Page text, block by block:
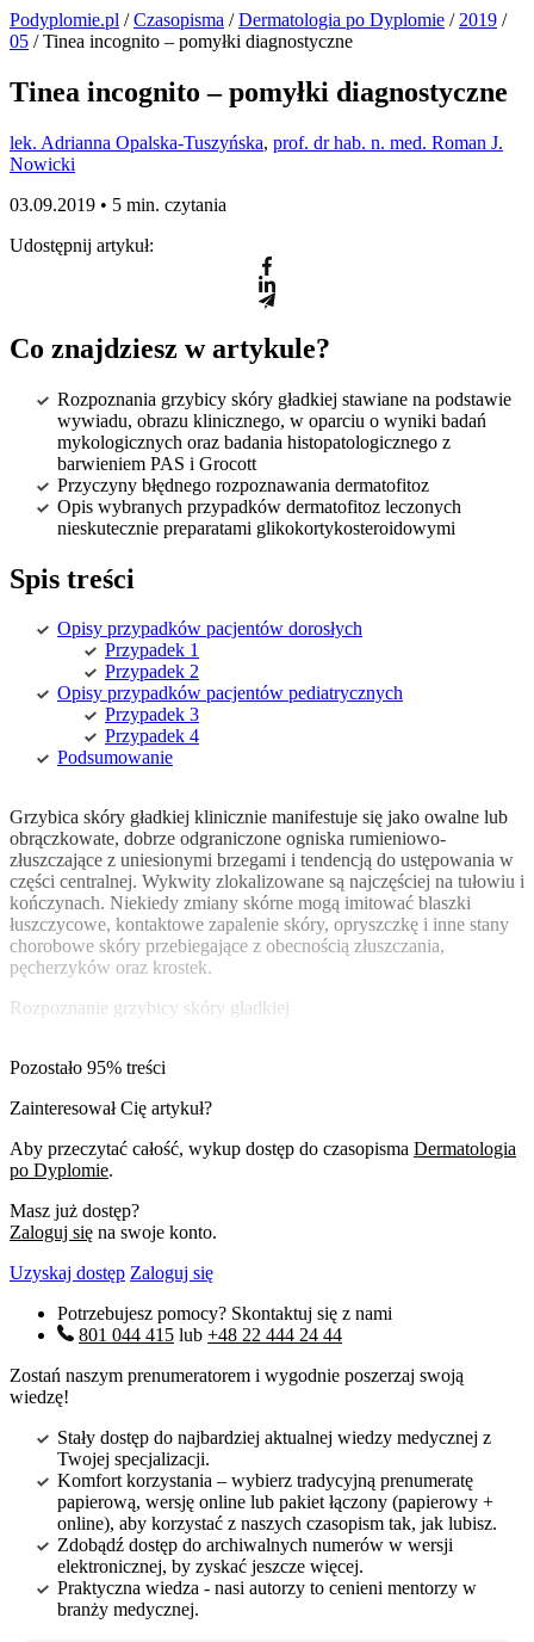
Podyplomie.pl /Czasopisma /Dermatologia po Dyplomie / 2019 /
05 / Tinea incognito – pomyłki diagnostyczne
Tinea incognito – pomyłki diagnostyczne
lek. Adrianna Opalska-Tuszyńska, prof. dr hab. n. med. Roman J.
Nowicki
03.09.2019 • 5 min. czytania
Udostępnij artykuł:
Co znajdziesz w artykule?
Rozpoznania grzybicy skóry gładkiej stawiane na podstawie
wywiadu, obrazu klinicznego, w oparciu o wyniki badań
mykologicznych oraz badania histopatologicznego z
barwieniem PAS i Grocott
Przyczyny błędnego rozpoznawania dermatofitoz
Opis wybranych przypadków dermatofitoz leczonych
nieskutecznie preparatami glikokortykosteroidowymi
Spis treści
Opisy przypadków pacjentów dorosłych
Przypadek 1
Przypadek 2
Opisy przypadków pacjentów pediatrycznych
Przypadek 3
Przypadek 4
Podsumowanie
Grzybica skóry gładkiej klinicznie manifestuje się jako owalne lub
obrączkowate, dobrze odgraniczone ogniska rumieniowo-
złuszczające z uniesionymi brzegami i tendencją do ustępowania w
części centralnej. Wykwity zlokalizowane są najczęściej na tułowiu i
kończynach. Niekiedy zmiany skórne mogą imitować blaszki
łuszczycowe, kontaktowe zapalenie skóry, opryszczkę i inne stany
chorobowe skóry przebiegające z obecnością złuszczania,
pęcherzyków oraz krostek.
Rozpoznanie grzybicy skóry gładkiej
Pozostało 95% treści
Zainteresował Cię artykuł?
Aby przeczytać całość, wykup dostęp do czasopisma Dermatologia
po Dyplomie.
Masz już dostęp?
Zaloguj się na swoje konto.
Uzyskaj dostęp Zaloguj się
Potrzebujesz pomocy? Skontaktuj się z nami
801 044 415 lub +48 22 444 24 44
Zostań naszym prenumeratorem i wygodnie poszerzaj swoją
wiedzę!
Stały dostęp do najbardziej aktualnej wiedzy medycznej z
Twojej specjalizacji.
Komfort korzystania – wybierz tradycyjną prenumeratę
papierową, wersję online lub pakiet łączony (papierowy +
online), aby korzystać z naszych czasopism tak, jak lubisz.
Zdobądź dostęp do archiwalnych numerów w wersji
elektronicznej, by zyskać jeszcze więcej.
Praktyczna wiedza - nasi autorzy to cenieni mentorzy w
branży medycznej.